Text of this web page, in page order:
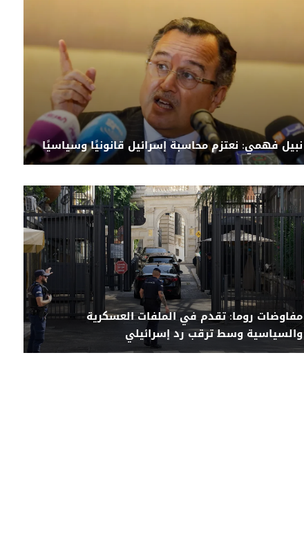
نبيل فهمي: نعتزم محاسبة إسرائيل قانونيًا وسياسيًا
مفاوضات روما: تقدم في الملفات العسكرية
والسياسية وسط ترقب رد إسرائيلي